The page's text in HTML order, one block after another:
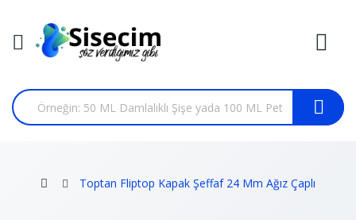
Toptan Fliptop Kapak Şeffaf 24 Mm Ağız Çaplı